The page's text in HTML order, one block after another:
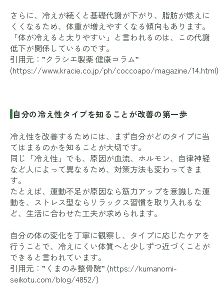
さらに、冷えが続くと基礎代謝が下がり、脂肪が燃えに
くくなるため、体重が増えやすくなる傾向もあります。
「体が冷えると太りやすい」と言われるのは、この代謝
低下が関係しているのです。
引用元：”クラシエ製薬 健康コラム”
(https://www.kracie.co.jp/ph/coccoapo/magazine/14.html)
自分の冷え性タイプを知ることが改善の第一歩
冷え性を改善するためには、まず自分がどのタイプに当
てはまるのかを知ることが大切です。
同じ「冷え性」でも、原因が血流、ホルモン、自律神経
など人によって異なるため、対策方法も変わってきま
す。
たとえば、運動不足が原因なら筋力アップを意識した運
動を、ストレス型ならリラックス習慣を取り入れるな
ど、生活に合わせた工夫が求められます。
自分の体の変化を丁寧に観察し、タイプに応じたケアを
行うことで、冷えにくい体質へと少しずつ近づくことが
できると言われています。
引用元：”くまのみ整骨院” (https://kumanomi-
seikotu.com/blog/4852/)